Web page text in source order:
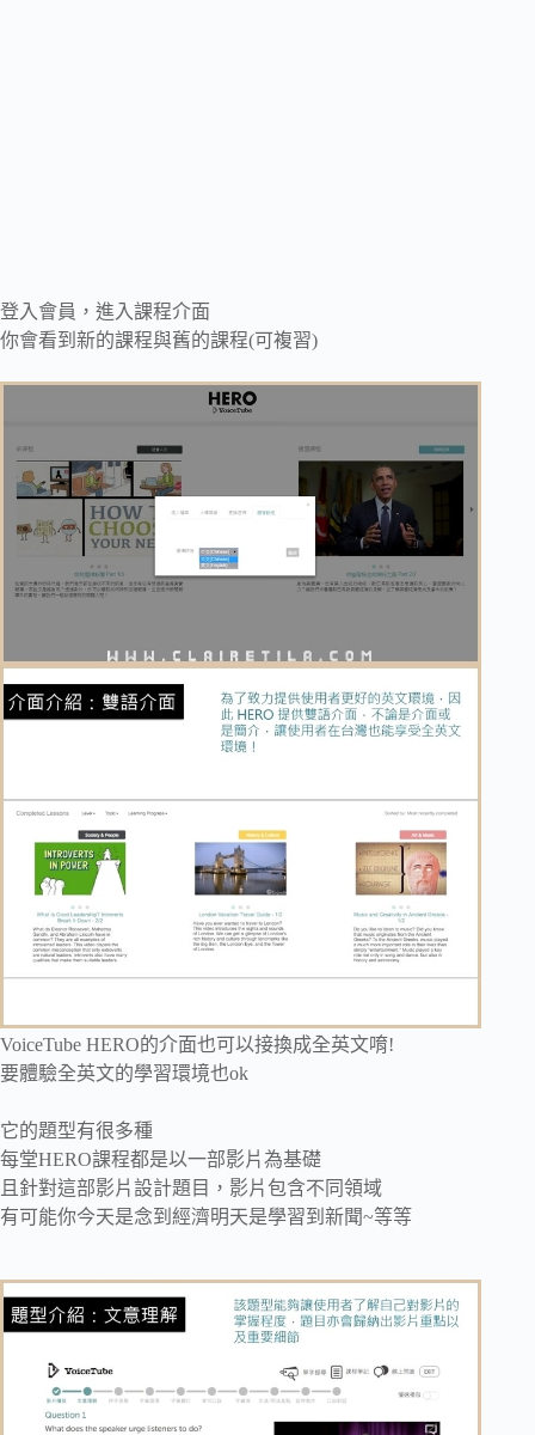
登入會員，進入課程介面
你會看到新的課程與舊的課程(可複習)
VoiceTube HERO的介面也可以接換成全英文唷!
要體驗全英文的學習環境也ok
它的題型有很多種
每堂HERO課程都是以一部影片為基礎
且針對這部影片設計題目，影片包含不同領域
有可能你今天是念到經濟明天是學習到新聞~等等